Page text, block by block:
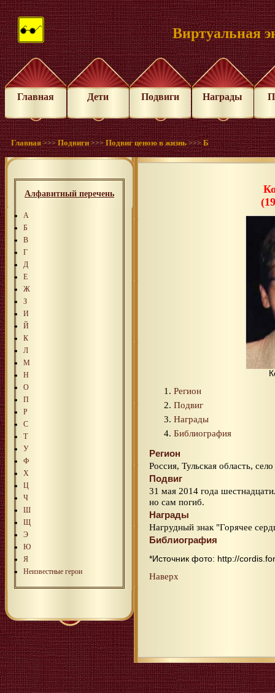
Виртуальная
Главная Дети Подвиги Награды
Главная >>>Подвиги >>>Подвиг ценою в жизнь >>>Б
Алфавитный перечень
А
Б
В
Г
Д
Е
Ж
З
И
Й
К
Л
М
Н
О
П
Р
С
Т
У
Ф
Х
Ц
Ч
Ш
Щ
Э
Ю
Я
Неизвестные герои
Регион
Подвиг
Награды
Библиография
Регион
Россия, Тульская область,
Подвиг
31 мая 2014 года
но сам погиб.
Награды
Нагрудный знак "Горячее
Библиография
*Источник фото: http://
Наверх